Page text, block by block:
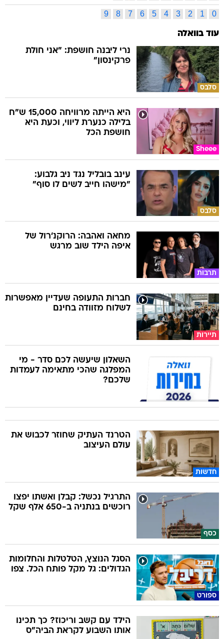
0
1
2
3
4
5
6
7
8
9
עוד בוואלה
סלבס
נרי ליבנה חושפת: "אני חולת
פרקינסון"
Sheee
היא הייתה מרוויחה 15,000 ש"ח
בלילה כנערת ליווי, וכעת היא
חושפת הכל
סלבס
עינב בובליל נגד ניב גלבוע:
"מישהו חייב לשים לו סוף"
תרבות
מחאה ואהבה: הרוקנ'רול של
איפה הילד שוב מרגש
תיירות
חברות התעופה שעדיין מאפשרות
לשלוח מזוודה בחינם
השאלון שיעשה לכם סדר - מי
המפלגה שהכי מתאימה לעמדות
שלכם?
חדשות
הטרנד העתיק שחוזר לכבוש את
עולם העיצוב
כסף
התרגיל נכשל: קבלן ואשתו יפצו
רוכשים בנתניה ב-650 אלף שקל
ספורט
הסגל הנוצץ, הטלטלות והחלומות
הגדולים: גל מקל פותח הכל. צפו
הילד עם קשב וריכוז? כך תכינו
אותו השבוע לקראת הביה"ס